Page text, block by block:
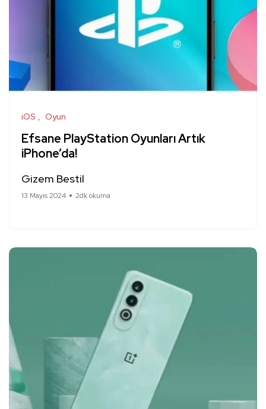
iOS Oyun
Efsane PlayStation Oyunları Artık
iPhone’da!
Gizem Bestil
13 Mayıs 2024 2dk okuma